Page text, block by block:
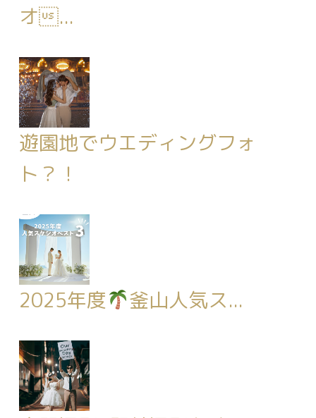
オ...
遊園地でウエディングフォ
ト？！
2025年度 釜山人気ス...